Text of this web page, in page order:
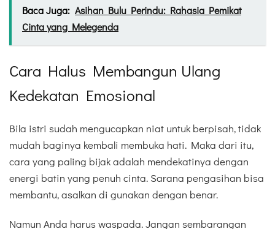
Baca Juga: Asihan Bulu Perindu: Rahasia Pemikat
Cinta yang Melegenda
Cara Halus Membangun Ulang
Kedekatan Emosional
Bila istri sudah mengucapkan niat untuk berpisah, tidak
mudah baginya kembali membuka hati. Maka dari itu,
cara yang paling bijak adalah mendekatinya dengan
energi batin yang penuh cinta. Sarana pengasihan bisa
membantu, asalkan di gunakan dengan benar.
Namun Anda harus waspada. Jangan sembarangan